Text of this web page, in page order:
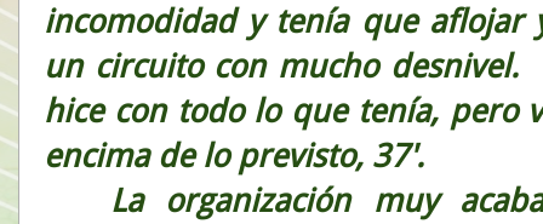
incomodidad y tenía que aflojar
un circuito con mucho
hice con todo lo que tenía, pero
encima de lo previsto, 37'.
La organización muy